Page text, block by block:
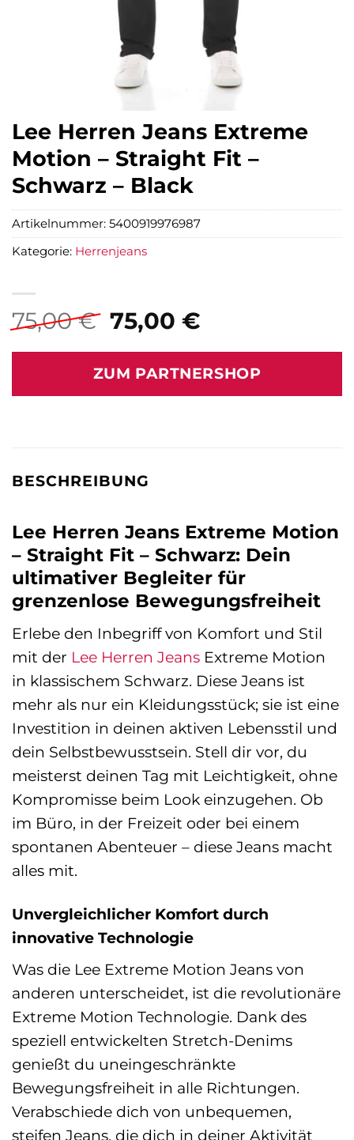
Lee Herren Jeans Extreme
Motion – Straight Fit –
Schwarz – Black
75,00€ Ursprünglicher
Preis
war:
75,00 €
75,00 €Aktueller
ist:
75,00 €.
ZUM PARTNERSHOP
Artikelnummer: 5400919976987
Kategorie: Herrenjeans
BESCHREIBUNG
Lee Herren Jeans Extreme Motion
– Straight Fit – Schwarz: Dein
ultimativer Begleiter für
grenzenlose Bewegungsfreiheit
Erlebe den Inbegriff von Komfort und Stil
mit der Lee Herren Jeans Extreme Motion
in klassischem Schwarz. Diese Jeans ist
mehr als nur ein Kleidungsstück; sie ist eine
Investition in deinen aktiven Lebensstil und
dein Selbstbewusstsein. Stell dir vor, du
meisterst deinen Tag mit Leichtigkeit, ohne
Kompromisse beim Look einzugehen. Ob
im Büro, in der Freizeit oder bei einem
spontanen Abenteuer – diese Jeans macht
alles mit.
Unvergleichlicher Komfort durch
innovative Technologie
Was die Lee Extreme Motion Jeans von
anderen unterscheidet, ist die revolutionäre
Extreme Motion Technologie. Dank des
speziell entwickelten Stretch-Denims
genießt du uneingeschränkte
Bewegungsfreiheit in alle Richtungen.
Verabschiede dich von unbequemen,
steifen Jeans, die dich in deiner Aktivität